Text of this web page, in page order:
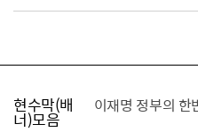
현수막(배
너)모음
찾습니다 이재명 정부의 한